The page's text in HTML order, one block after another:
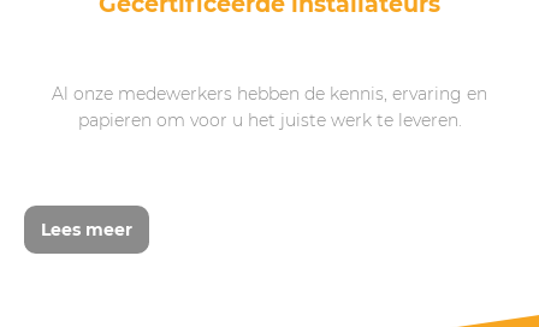
Al onze medewerkers hebben de kennis, ervaring en
papieren om voor u het juiste werk te leveren.
Lees meer